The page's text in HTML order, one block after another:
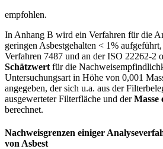
empfohlen.
In Anhang B wird ein Verfahren für die
geringen Asbestgehalten < 1%
Verfahren 7487 und an der ISO 22262-2
Schätzwert für die
Untersuchungsart in Höhe von 0,001
angegeben, der sich u.a. aus der
ausgewerteter Filterfläche und derMasse
berechnet.
Nachweisgrenzen einiger
von Asbest